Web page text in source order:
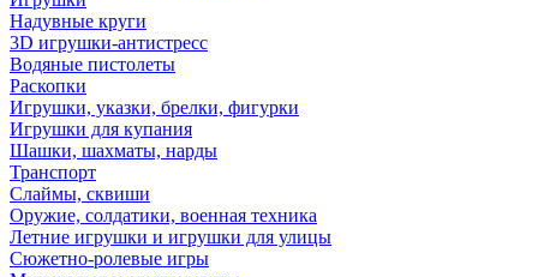
Надувные круги
3D игрушки-антистресс
Водяные пистолеты
Раскопки
Игрушки, указки, брелки, фигурки
Игрушки для купания
Шашки, шахматы, нарды
Транспорт
Слаймы, сквиши
Оружие, солдатики, военная техника
Летние игрушки и игрушки для улицы
Сюжетно-ролевые игры